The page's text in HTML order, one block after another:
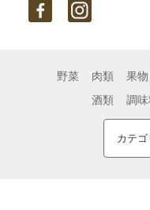
野菜 肉類 果物
酒類
調
カテ